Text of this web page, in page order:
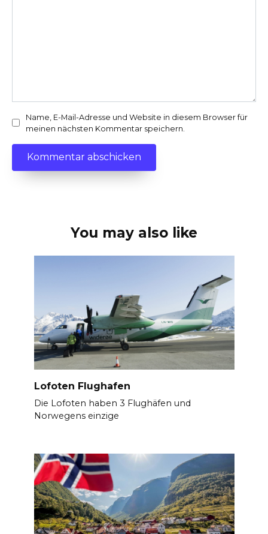
Name, E-Mail-Adresse und Website in diesem Browser für
meinen nächsten Kommentar speichern.
You may also like
Lofoten Flughafen
Die Lofoten haben 3 Flughäfen und
Norwegens einzige